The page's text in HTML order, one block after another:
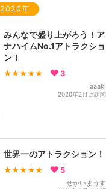
2020年
みんなで盛り上がろう！ア
ナハイムNo.1アトラクショ
ン！
★★★★★ 3
aaaki
2020年2月に訪問
世界一のアトラクション！
★★★★★ 5
せかいまうす